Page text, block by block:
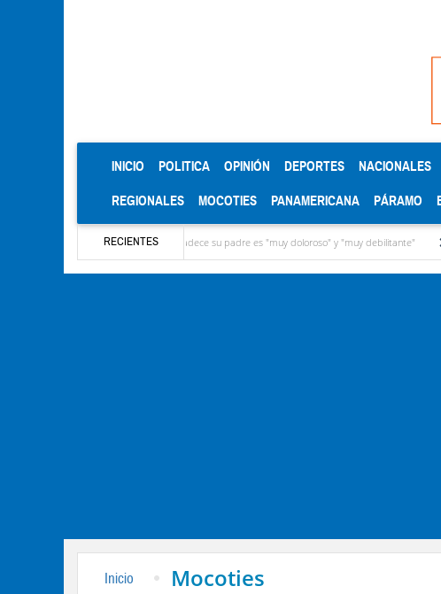
INICIO (CURRENT)
POLITICA OPINIÓN DEPORTES NACIONALES
REGIONALES MOCOTIES PANAMERICANA PÁRAMO
RECIENTES
que el cáncer que padece su padre es "muy doloroso" y "muy debilitante" Pequiven
Inicio Mocoties